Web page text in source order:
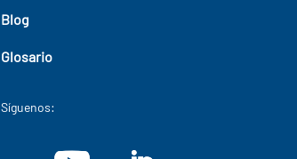
Blog
Glosario
Síguenos: